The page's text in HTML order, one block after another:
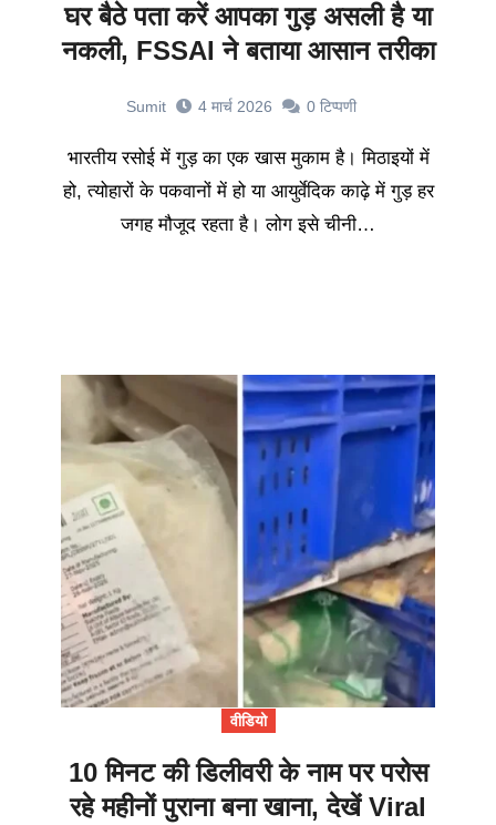
घर बैठे पता करें आपका गुड़ असली है या
नकली, FSSAI ने बताया आसान तरीका
Sumit 4 मार्च 2026 0 टिप्पणी
भारतीय रसोई में गुड़ का एक खास मुकाम है। मिठाइयों में
हो, त्योहारों के पकवानों में हो या आयुर्वेदिक काढ़े में गुड़ हर
जगह मौजूद रहता है। लोग इसे चीनी…
वीडियो
10 मिनट की डिलीवरी के नाम पर परोस
रहे महीनों पुराना बना खाना, देखें Viral